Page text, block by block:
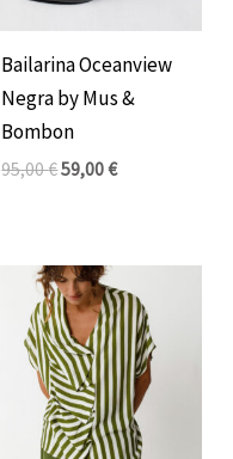
Bailarina Oceanview
Negra by Mus &
Bombon
95,00€59,00€
El
precio
original
era:
115,00 €.
precio
actual
es:
69,00 €.